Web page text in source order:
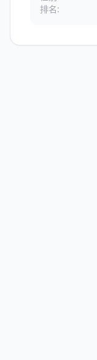
排名: